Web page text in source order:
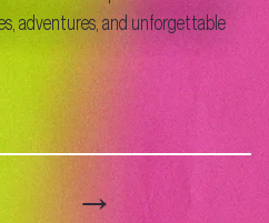
adventures, and unforgettable
→